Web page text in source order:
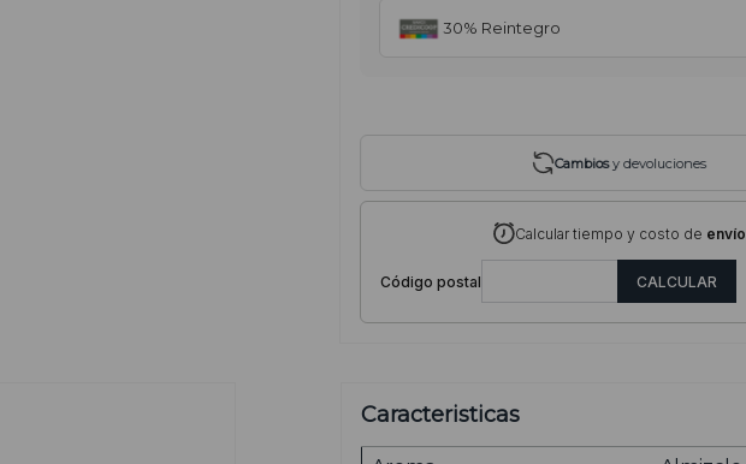
30% Reintegro
Cambiosy devoluciones
Calcular tiempo y costo de envío
Código postal
Caracteristicas